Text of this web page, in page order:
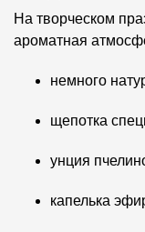
На творческом
ароматная
немного
щепотка
унция
капелька